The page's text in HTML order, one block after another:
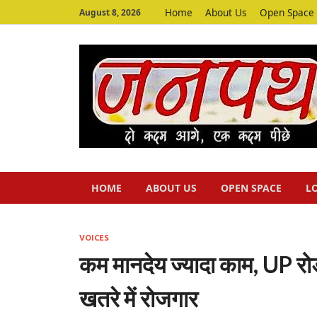
August 8, 2026 Home About Us Open Space
HOME ABOUT US OPEN SPACE
VOICES
कम मानदेय ज्यादा काम, UP
खतरे में रोजगार